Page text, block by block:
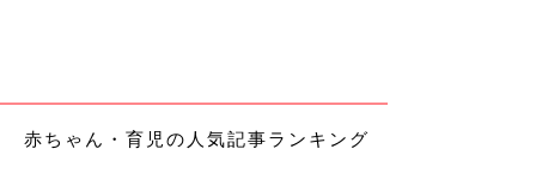
赤ちゃん・育児の人気記事ランキング